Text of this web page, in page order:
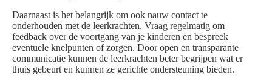
Daarnaast is het belangrijk om ook nauw contact te
onderhouden met de leerkrachten. Vraag regelmatig om
feedback over de voortgang van je kinderen en bespreek
eventuele knelpunten of zorgen. Door open en transparante
communicatie kunnen de leerkrachten beter begrijpen wat er
thuis gebeurt en kunnen ze gerichte ondersteuning bieden.